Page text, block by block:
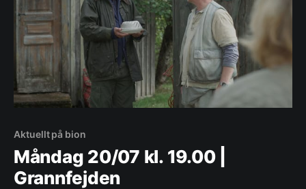
Aktuellt på bion
Måndag 20/07 kl. 19.00 |
Grannfejden